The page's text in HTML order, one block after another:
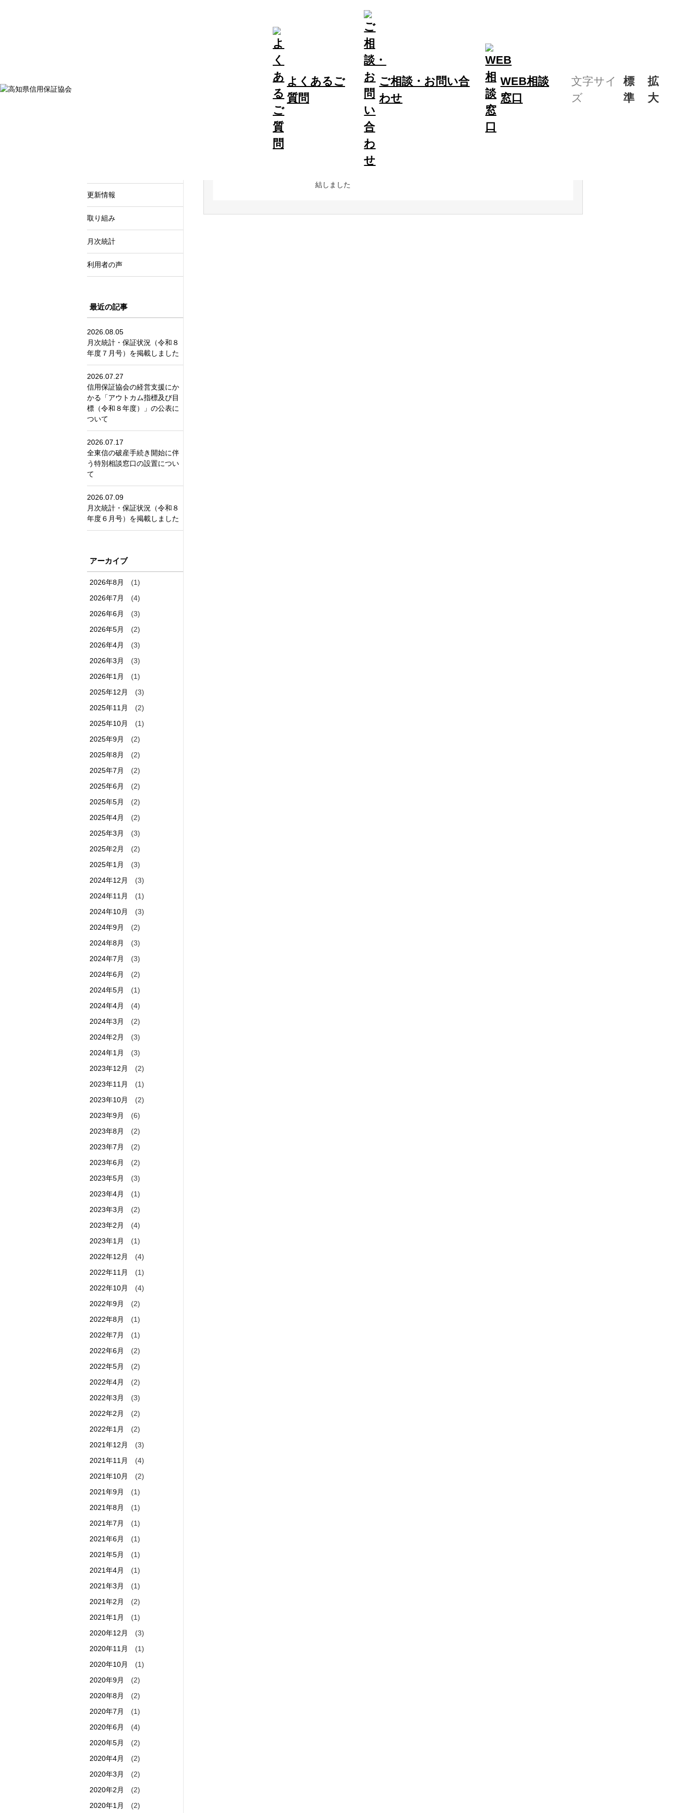
よくあるご
質問
ご相談・お問い合
わせ
WEB相談
窓口
文字サイ
ズ
標
準
拡
大
取り組み 相談窓口の設置について（金融機関紹介窓口）
結しました
更新情報
取り組み
月次統計
利用者の声
最近の記事
2026.08.05
月次統計・保証状況（令和８
年度７月号）を掲載しました
2026.07.27
信用保証協会の経営支援にか
かる「アウトカム指標及び目
標（令和８年度）」の公表に
ついて
2026.07.17
全東信の破産手続き開始に伴
う特別相談窓口の設置につい
て
2026.07.09
月次統計・保証状況（令和８
年度６月号）を掲載しました
アーカイブ
2026年8月
(1)
2026年7月
(4)
2026年6月
(3)
2026年5月
(2)
2026年4月
(3)
2026年3月
(3)
2026年1月
(1)
2025年12月
(3)
2025年11月
(2)
2025年10月
(1)
2025年9月
(2)
2025年8月
(2)
2025年7月
(2)
2025年6月
(2)
2025年5月
(2)
2025年4月
(2)
2025年3月
(3)
2025年2月
(2)
2025年1月
(3)
2024年12月
(3)
2024年11月
(1)
2024年10月
(3)
2024年9月
(2)
2024年8月
(3)
2024年7月
(3)
2024年6月
(2)
2024年5月
(1)
2024年4月
(4)
2024年3月
(2)
2024年2月
(3)
2024年1月
(3)
2023年12月
(2)
2023年11月
(1)
2023年10月
(2)
2023年9月
(6)
2023年8月
(2)
2023年7月
(2)
2023年6月
(2)
2023年5月
(3)
2023年4月
(1)
2023年3月
(2)
2023年2月
(4)
2023年1月
(1)
2022年12月
(4)
2022年11月
(1)
2022年10月
(4)
2022年9月
(2)
2022年8月
(1)
2022年7月
(1)
2022年6月
(2)
2022年5月
(2)
2022年4月
(2)
2022年3月
(3)
2022年2月
(2)
2022年1月
(2)
2021年12月
(3)
2021年11月
(4)
2021年10月
(2)
2021年9月
(1)
2021年8月
(1)
2021年7月
(1)
2021年6月
(1)
2021年5月
(1)
2021年4月
(1)
2021年3月
(1)
2021年2月
(2)
2021年1月
(1)
2020年12月
(3)
2020年11月
(1)
2020年10月
(1)
2020年9月
(2)
2020年8月
(2)
2020年7月
(1)
2020年6月
(4)
2020年5月
(2)
2020年4月
(2)
2020年3月
(2)
2020年2月
(2)
2020年1月
(2)